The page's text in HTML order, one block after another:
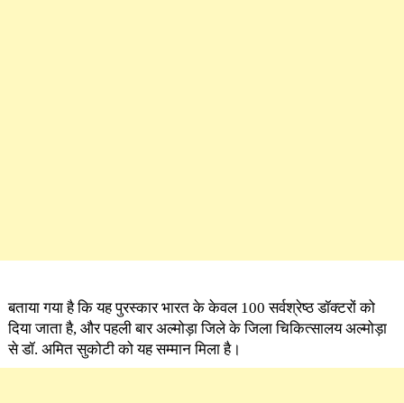
बताया गया है कि यह पुरस्कार भारत के केवल 100 सर्वश्रेष्ठ डॉक्टरों को
दिया जाता है, और पहली बार अल्मोड़ा जिले के जिला चिकित्सालय अल्मोड़ा
से डॉ. अमित सुकोटी को यह सम्मान मिला है।